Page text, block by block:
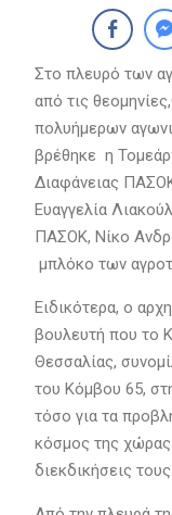
Στο πλευρό των
από τις
πολυήμερων
βρέθηκε η
Διαφάνειας
Ευαγγελία
ΠΑΣΟΚ, Νίκο
μπλόκο των
Ειδικότερα, ο
βουλευτή που το
Θεσσαλίας,
του Κόμβου 65,
τόσο για τα
κόσμος της χώρας
διεκδικήσεις τους.